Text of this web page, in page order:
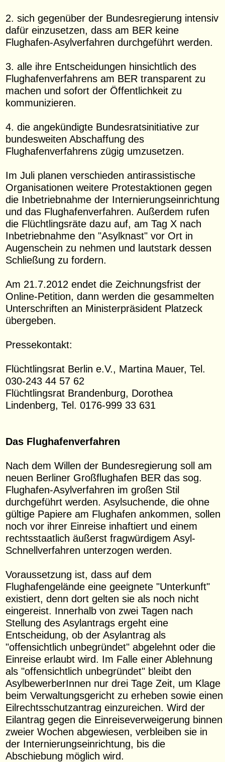
2. sich gegenüber der Bundesregierung intensiv
dafür einzusetzen, dass am BER keine
Flughafen-Asylverfahren durchgeführt werden.
3. alle ihre Entscheidungen hinsichtlich des
Flughafenverfahrens am BER transparent zu
machen und sofort der Öffentlichkeit zu
kommunizieren.
4. die angekündigte Bundesratsinitiative zur
bundesweiten Abschaffung des
Flughafenverfahrens zügig umzusetzen.
Im Juli planen verschieden antirassistische
Organisationen weitere Protestaktionen gegen
die Inbetriebnahme der Internierungseinrichtung
und das Flughafenverfahren. Außerdem rufen
die Flüchtlingsräte dazu auf, am Tag X nach
Inbetriebnahme den "Asylknast" vor Ort in
Augenschein zu nehmen und lautstark dessen
Schließung zu fordern.
Am 21.7.2012 endet die Zeichnungsfrist der
Online-Petition, dann werden die gesammelten
Unterschriften an Ministerpräsident Platzeck
übergeben.
Pressekontakt:
Flüchtlingsrat Berlin e.V., Martina Mauer, Tel.
030-243 44 57 62
Flüchtlingsrat Brandenburg, Dorothea
Lindenberg, Tel. 0176-999 33 631
Das Flughafenverfahren
Nach dem Willen der Bundesregierung soll am
neuen Berliner Großflughafen BER das sog.
Flughafen-Asylverfahren im großen Stil
durchgeführt werden. Asylsuchende, die ohne
gültige Papiere am Flughafen ankommen, sollen
noch vor ihrer Einreise inhaftiert und einem
rechtsstaatlich äußerst fragwürdigem Asyl-
Schnellverfahren unterzogen werden.
Voraussetzung ist, dass auf dem
Flughafengelände eine geeignete "Unterkunft"
existiert, denn dort gelten sie als noch nicht
eingereist. Innerhalb von zwei Tagen nach
Stellung des Asylantrags ergeht eine
Entscheidung, ob der Asylantrag als
"offensichtlich unbegründet" abgelehnt oder die
Einreise erlaubt wird. Im Falle einer Ablehnung
als "offensichtlich unbegründet" bleibt den
AsylbewerberInnen nur drei Tage Zeit, um Klage
beim Verwaltungsgericht zu erheben sowie einen
Eilrechtsschutzantrag einzureichen. Wird der
Eilantrag gegen die Einreiseverweigerung binnen
zweier Wochen abgewiesen, verbleiben sie in
der Internierungseinrichtung, bis die
Abschiebung möglich wird.